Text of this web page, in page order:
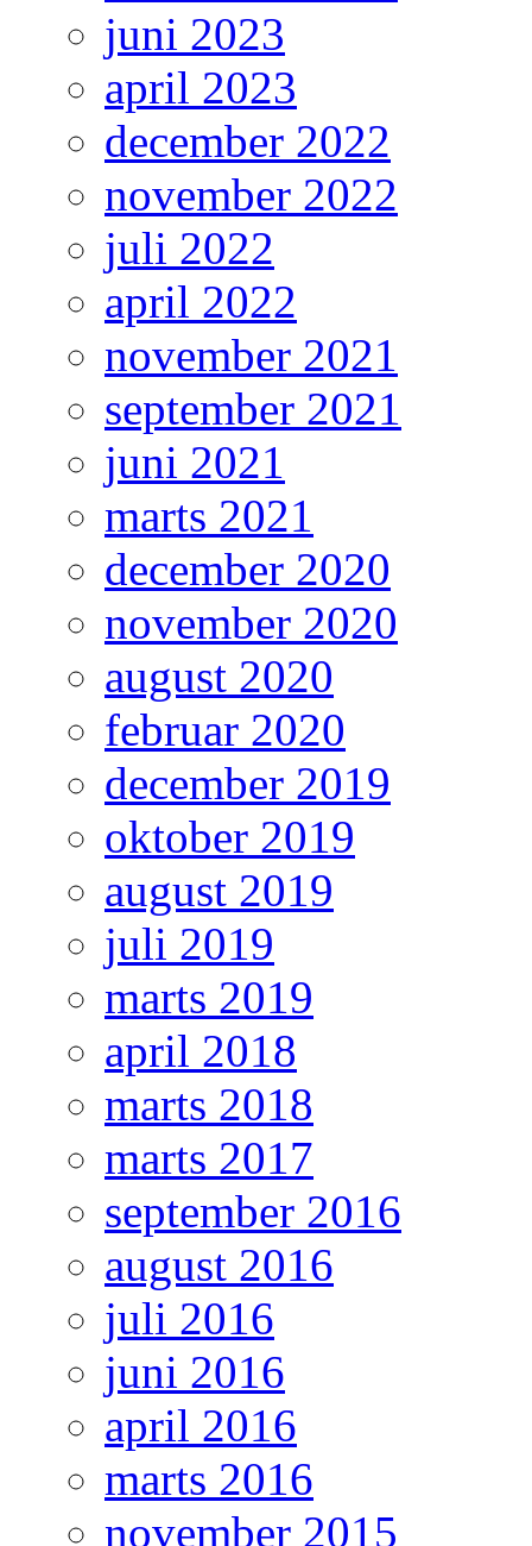
juni 2023
april 2023
december 2022
november 2022
juli 2022
april 2022
november 2021
september 2021
juni 2021
marts 2021
december 2020
november 2020
august 2020
februar 2020
december 2019
oktober 2019
august 2019
juli 2019
marts 2019
april 2018
marts 2018
marts 2017
september 2016
august 2016
juli 2016
juni 2016
april 2016
marts 2016
november 2015